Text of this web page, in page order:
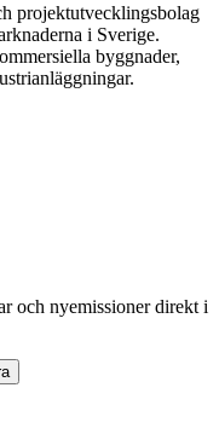
projektutvecklingsbolag
i Sverige.
byggnader,
och nyemissioner direkt i